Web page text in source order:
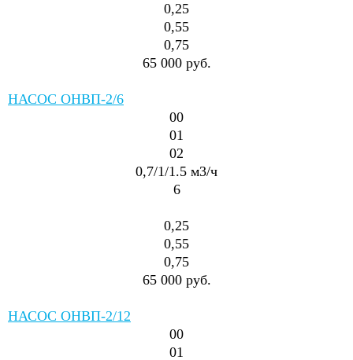
0,25
0,55
0,75
65 000 руб.
НАСОС ОНВП-2/6
00
01
02
0,7/1/1.5 м3/ч
6
0,25
0,55
0,75
65 000 руб.
НАСОС ОНВП-2/12
00
01